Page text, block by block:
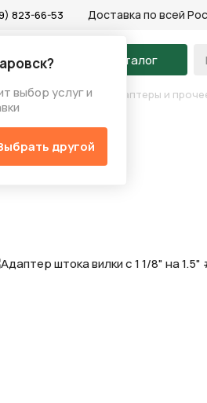
выбор услуг и
другой
823-66-53 Доставка по всей
Каталог
управление Адаптеры и